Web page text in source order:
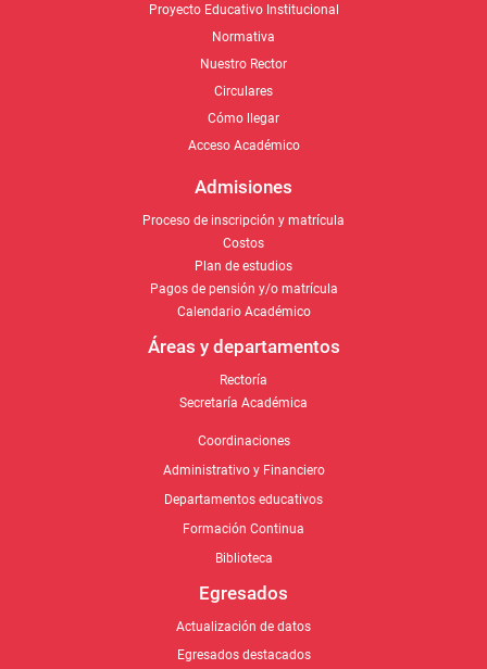
Proyecto Educativo Institucional
Normativa
Nuestro Rector
Circulares
Cómo llegar
Acceso Académico
Admisiones
Proceso de inscripción y matrícula
Costos
Plan de estudios
Pagos de pensión y/o matrícula
Calendario Académico
Áreas y departamentos
Rectoría
Secretaría Académica
Coordinaciones
Administrativo y Financiero
Departamentos educativos
Formación Continua
Biblioteca
Egresados
Actualización de datos
Egresados destacados